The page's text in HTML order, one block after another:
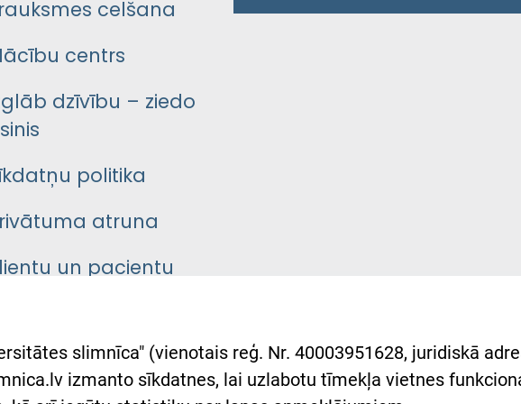
celšana
centrs
dzīvību – ziedo
politika
atruna
un pacientu
slimnīcas
Ukrainai
slimnīca" (vienotais reģ. Nr. 40003951628, juridiskā
izmanto sīkdatnes, lai uzlabotu tīmekļa vietnes